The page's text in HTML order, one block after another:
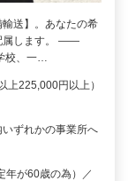
送】。あなたの希
属します。 ――
校、一…
上225,000円以上）
ずれかの事業所へ
年が60歳の為）／